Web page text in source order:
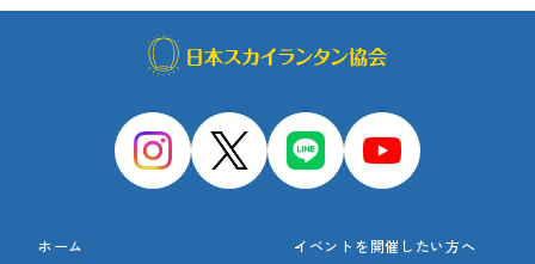
ホーム
イベントを開催したい方へ